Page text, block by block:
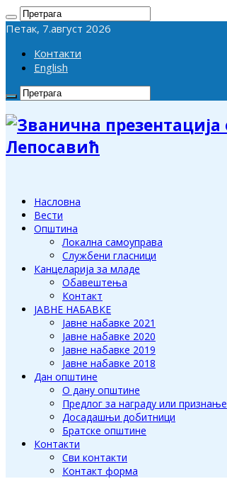
Петак, 7.август 2026
Контакти
English
Лепосавић
Насловна
Вести
Општина
Локална самоуправа
Службени гласници
Канцеларија за младе
Обавештења
Контакт
ЈАВНЕ НАБАВКЕ
Јавне набавке 2021
Јавне набавке 2020
Јавне набавке 2019
Јавне набавке 2018
Дан општине
О дану општине
Предлог за награду или признање
Досадашњи добитници
Братске општине
Контакти
Сви контакти
Контакт форма